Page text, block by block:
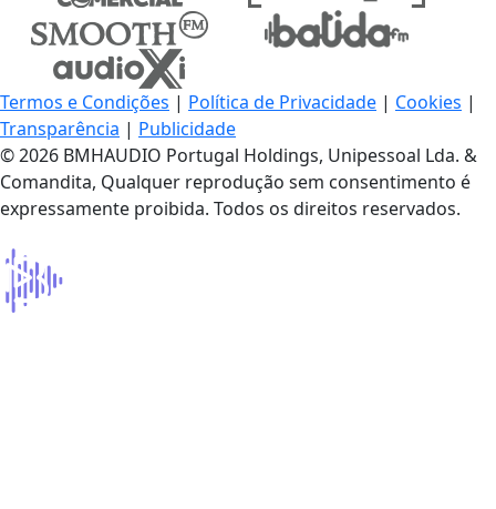
Termos e Condições | Política de Privacidade | Cookies |
Transparência | Publicidade
© 2026 BMHAUDIO Portugal Holdings, Unipessoal Lda. &
Comandita, Qualquer reprodução sem consentimento é
expressamente proibida. Todos os direitos reservados.